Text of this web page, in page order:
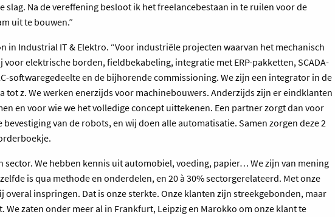
slag. Na de vereffening besloot ik het freelancebestaan in te ruilen voor de
uit te bouwen.”
in Industrial IT & Elektro. “Voor industriële projecten waarvan het mechanisch
voor elektrische borden, fieldbekabeling, integratie met ERP-pakketten, SCADA-
softwaregedeelte en de bijhorende commissioning. We zijn een integrator in de
tot z. We werken enerzijds voor machinebouwers. Anderzijds zijn er eindklanten
en voor wie we het volledige concept uittekenen. Een partner zorgt dan voor
van de robots, en wij doen alle automatisatie. Samen zorgen deze 2
sector. We hebben kennis uit automobiel, voeding, papier… We zijn van mening
is qua methode en onderdelen, en 20 à 30% sectorgerelateerd. Met onze
overal inspringen. Dat is onze sterkte. Onze klanten zijn streekgebonden, maar
We zaten onder meer al in Frankfurt, Leipzig en Marokko om onze klant te